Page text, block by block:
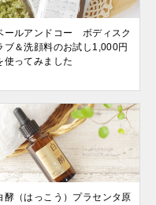
ールアンドコー ボディスク
ブ＆洗顔料のお試し1,000円
使ってみました
酵（はっこう）プラセンタ原